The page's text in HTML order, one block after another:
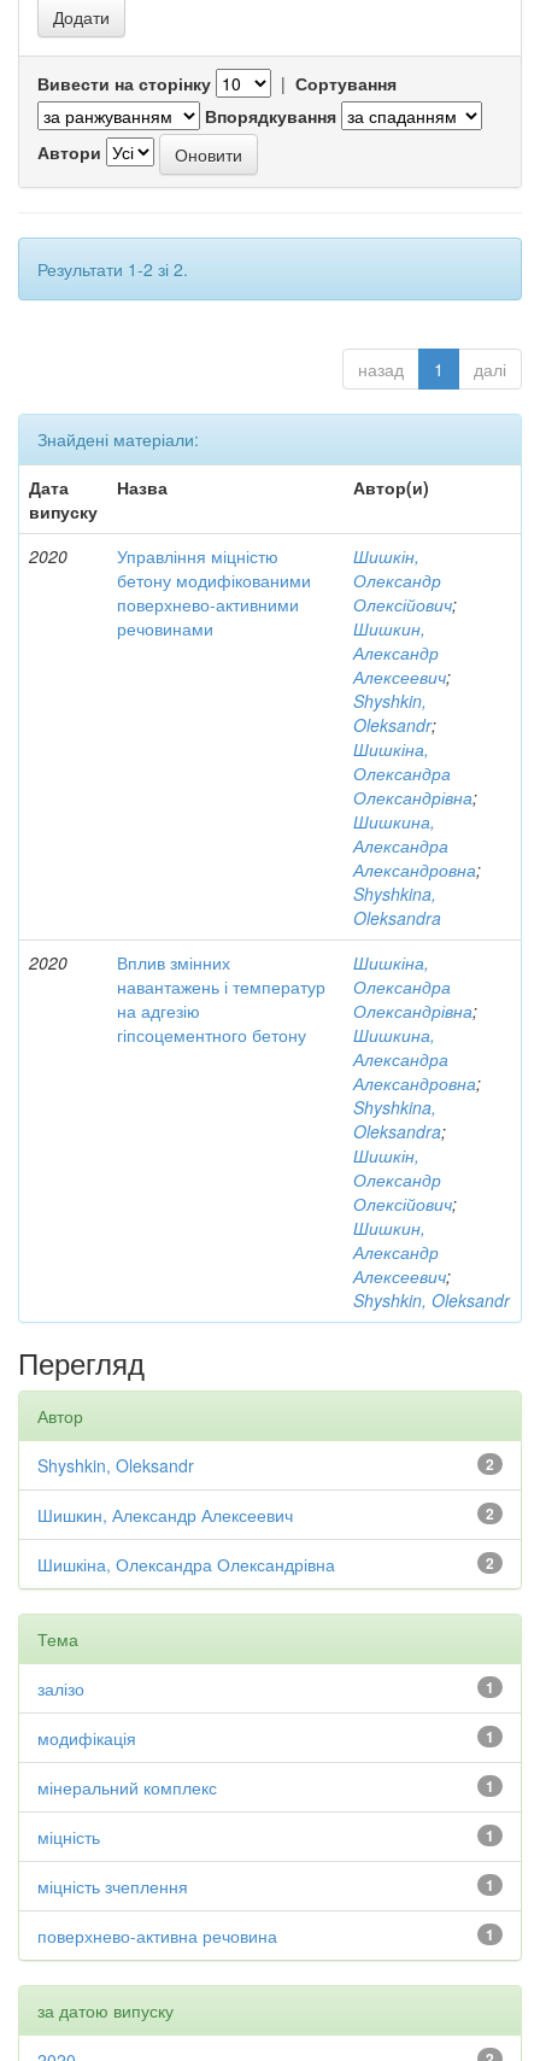
Вивести на сторінку | Сортування
Впорядкування
Автори
Результати 1-2 зі 2.
назад 1 далі
Знайдені матеріали:
Дата
випуску
Назва Автор(и)
2020
Управління міцністю
бетону модифікованими
поверхнево-активними
речовинами
Шишкін,
Олександр
Олексійович;
Шишкин,
Александр
Алексеевич;
Shyshkin,
Oleksandr;
Шишкіна,
Олександра
Олександрівна;
Шишкина,
Александра
Александровна;
Shyshkina,
Oleksandra
2020
Вплив змінних
навантажень і температур
на адгезію
гіпсоцементного бетону
Шишкіна,
Олександра
Олександрівна;
Шишкина,
Александра
Александровна;
Shyshkina,
Oleksandra;
Шишкін,
Олександр
Олексійович;
Шишкин,
Александр
Алексеевич;
Shyshkin, Oleksandr
Перегляд
Автор
2
Shyshkin, Oleksandr
2
Шишкин, Александр Алексеевич
2
Шишкіна, Олександра Олександрівна
Тема
1
залізо
1
модифікація
1
мінеральний комплекс
1
міцність
1
міцність зчеплення
1
поверхнево-активна речовина
за датою випуску